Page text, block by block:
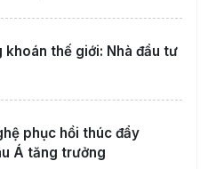
thế giới: Nhà đầu tư
phục hồi thúc đẩy
Á tăng trưởng